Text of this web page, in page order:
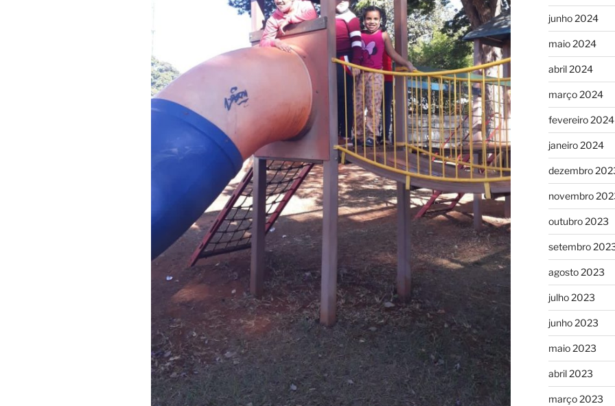
junho 2024
maio 2024
abril 2024
março 2024
fevereiro 2024
janeiro 2024
dezembro
novembro
outubro 2023
setembro
agosto 2023
julho 2023
junho 2023
maio 2023
abril 2023
março 2023